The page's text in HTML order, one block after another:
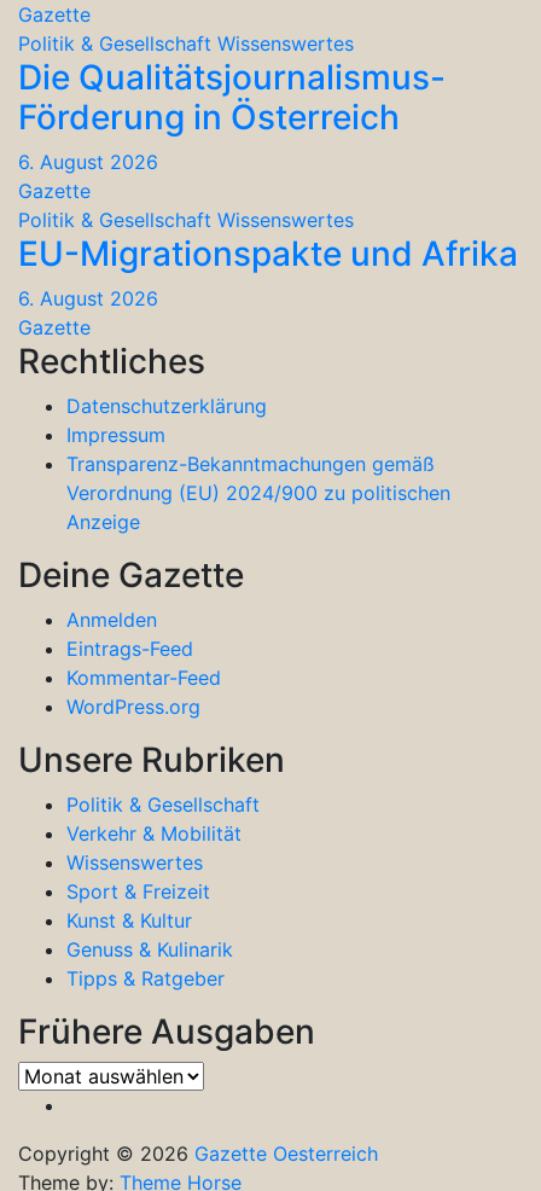
Gazette
Politik & Gesellschaft Wissenswertes
Die Qualitätsjournalismus-
Förderung in Österreich
6. August 2026
Gazette
Politik & Gesellschaft Wissenswertes
EU-Migrationspakte und Afrika
6. August 2026
Gazette
Rechtliches
Datenschutzerklärung
Impressum
Transparenz-Bekanntmachungen gemäß
Verordnung (EU) 2024/900 zu politischen
Anzeige
Deine Gazette
Anmelden
Eintrags-Feed
Kommentar-Feed
WordPress.org
Unsere Rubriken
Politik & Gesellschaft
Verkehr & Mobilität
Wissenswertes
Sport & Freizeit
Kunst & Kultur
Genuss & Kulinarik
Tipps & Ratgeber
Frühere Ausgaben
Frühere
Ausgaben
Copyright © 2026 Gazette Oesterreich
Theme by: Theme Horse